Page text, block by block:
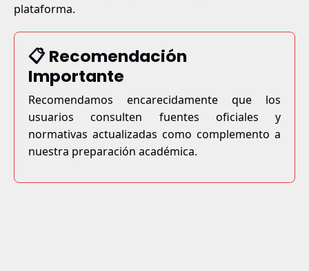
plataforma.
📋 Recomendación
Importante
Recomendamos encarecidamente que los
usuarios consulten fuentes oficiales y
normativas actualizadas como complemento a
nuestra preparación académica.